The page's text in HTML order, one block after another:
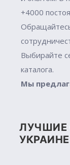
+4000
Выбирайте
каталога.
Мы
ЛУЧШИЕ